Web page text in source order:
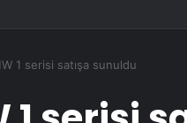
1 serisi satışa sunuldu